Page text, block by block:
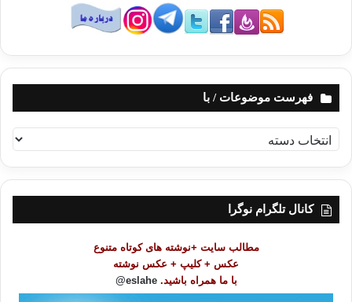
فهرست موضوعات / با
ه
ر
کانال تلگرام نوگرا
مطالب سایت +نوشته های کوتاه متنوع
عکس + کلیپ + عکس نوشته
با ما همراه باشید. eslahe@